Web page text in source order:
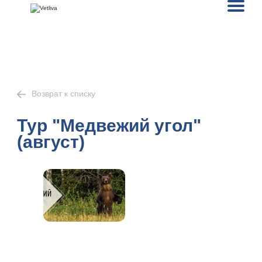
Возврат к списку
Тур "Медвежий угол"
(август)